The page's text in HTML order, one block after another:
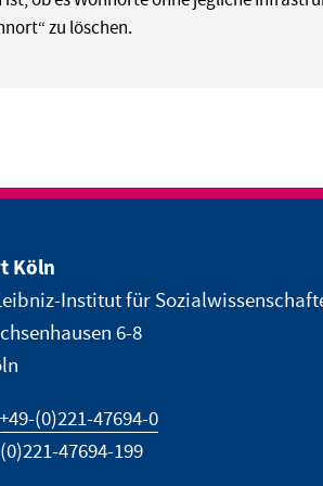
zu löschen.
Köln
Institut für
6-8
+49-(0)221-47694-0
47694-199